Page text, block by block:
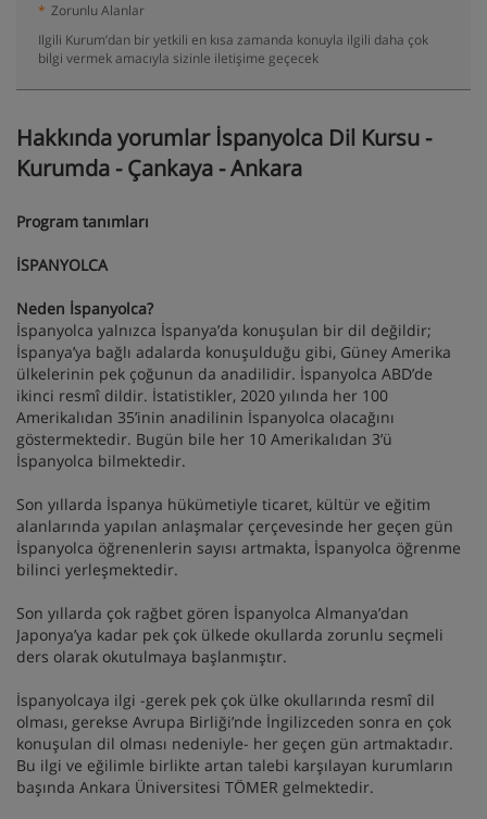
* Zorunlu Alanlar
Ilgili Kurum’dan bir yetkili en kısa zamanda konuyla ilgili daha çok
bilgi vermek amacıyla sizinle iletişime geçecek
Hakkında yorumlar İspanyolca Dil Kursu -
Kurumda - Çankaya - Ankara
Program tanımları
İSPANYOLCA
Neden İspanyolca?
İspanyolca yalnızca İspanya’da konuşulan bir dil değildir;
İspanya’ya bağlı adalarda konuşulduğu gibi, Güney Amerika
ülkelerinin pek çoğunun da anadilidir. İspanyolca ABD’de
ikinci resmî dildir. İstatistikler, 2020 yılında her 100
Amerikalıdan 35’inin anadilinin İspanyolca olacağını
göstermektedir. Bugün bile her 10 Amerikalıdan 3’ü
İspanyolca bilmektedir.
Son yıllarda İspanya hükümetiyle ticaret, kültür ve eğitim
alanlarında yapılan anlaşmalar çerçevesinde her geçen gün
İspanyolca öğrenenlerin sayısı artmakta, İspanyolca öğrenme
bilinci yerleşmektedir.
Son yıllarda çok rağbet gören İspanyolca Almanya’dan
Japonya’ya kadar pek çok ülkede okullarda zorunlu seçmeli
ders olarak okutulmaya başlanmıştır.
İspanyolcaya ilgi -gerek pek çok ülke okullarında resmî dil
olması, gerekse Avrupa Birliği’nde İngilizceden sonra en çok
konuşulan dil olması nedeniyle- her geçen gün artmaktadır.
Bu ilgi ve eğilimle birlikte artan talebi karşılayan kurumların
başında Ankara Üniversitesi TÖMER gelmektedir.